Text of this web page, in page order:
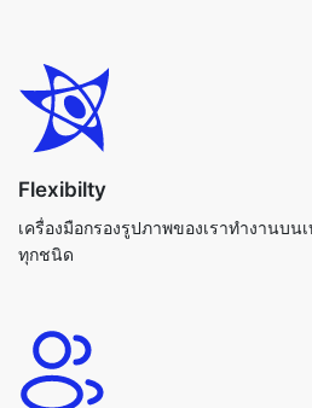
Flexibilty
เครื่องมือกรองรูปภาพของเราทำงานบน
ทุกชนิด